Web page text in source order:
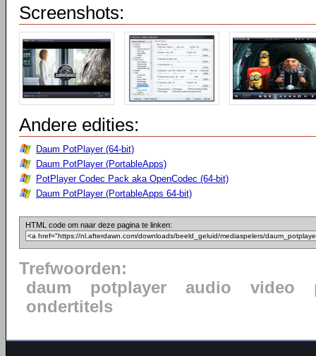
Screenshots:
Andere edities:
Daum PotPlayer (64-bit)
Daum PotPlayer (PortableApps)
PotPlayer Codec Pack aka OpenCodec (64-bit)
Daum PotPlayer (PortableApps 64-bit)
HTML code om naar deze pagina te linken:
Trefwoorden:
daum
potplayer audio video
ondertitels